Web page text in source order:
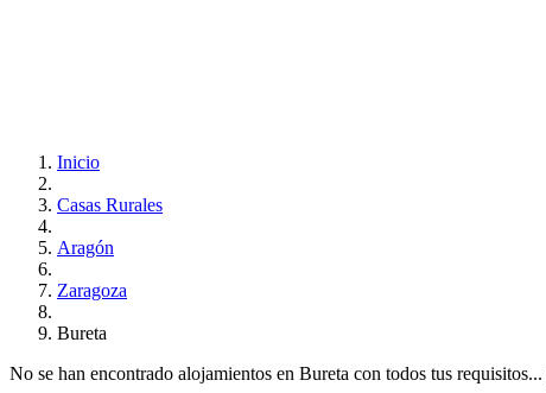
Inicio
Casas Rurales
Aragón
Zaragoza
Bureta
No se han encontrado alojamientos en Bureta con todos tus requisitos...